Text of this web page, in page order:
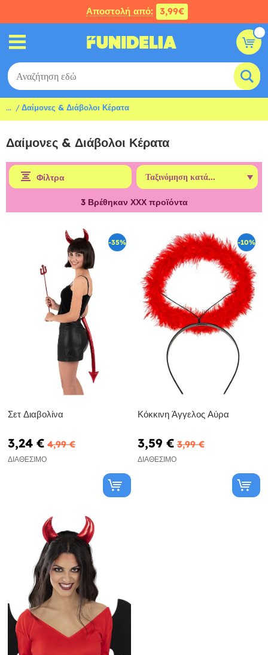
Αποστολή από: 3,99€
... Δαίμονες & Διάβολοι Κέρατα
Δαίμονες & Διάβολοι Κέρατα
Φίλτρα
3Βρέθηκαν ΧΧΧ προϊόντα
-35%
Σετ Διαβολίνα
3,24 € 4,99 €
ΔΙΑΘΈΣΙΜΟ
-10%
Κόκκινη Άγγελος Αύρα
3,59 € 3,99 €
ΔΙΑΘΈΣΙΜΟ